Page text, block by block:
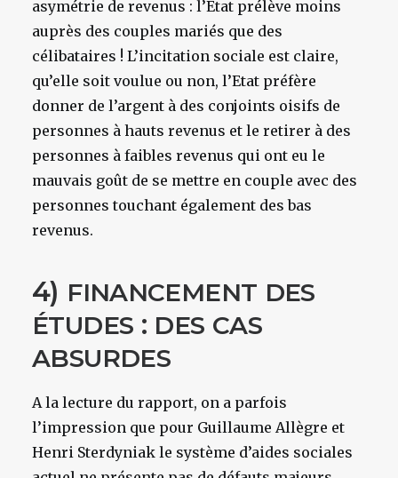
asymétrie de revenus : l’Etat prélève moins
auprès des couples mariés que des
célibataires ! L’incitation sociale est claire,
qu’elle soit voulue ou non, l’Etat préfère
donner de l’argent à des conjoints oisifs de
personnes à hauts revenus et le retirer à des
personnes à faibles revenus qui ont eu le
mauvais goût de se mettre en couple avec des
personnes touchant également des bas
revenus.
4) FINANCEMENT DES
ÉTUDES : DES CAS
ABSURDES
A la lecture du rapport, on a parfois
l’impression que pour Guillaume Allègre et
Henri Sterdyniak le système d’aides sociales